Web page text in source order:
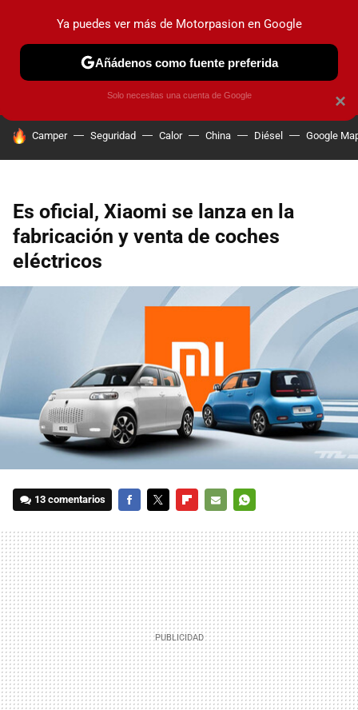
PRUEBAS COCHES ELÉCTRICOS OBSERVATORIO
HOY SE HABLA DE
Camper Seguridad Calor China Diésel Google
Es oficial, Xiaomi se lanza en la
fabricación y venta de coches
eléctricos
13 comentarios
MAIL
×
Ya puedes ver más de Motorpasion en Google
Añádenos como fuente preferida
Solo necesitas una cuenta de Google